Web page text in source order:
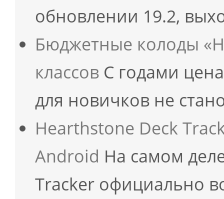
обновлении 19.2,
Бюджетные колоды
классов С годами
для новичков не
Hearthstone Deck
Android На самом
Tracker официально